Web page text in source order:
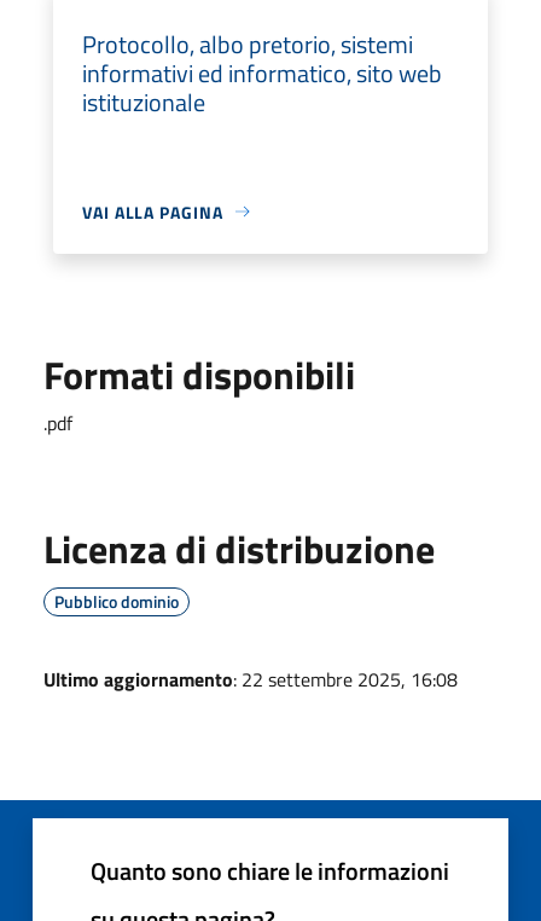
Protocollo, albo pretorio, sistemi
informativi ed informatico, sito web
istituzionale
VAI ALLA PAGINA
Formati disponibili
.pdf
Licenza di distribuzione
Pubblico dominio
Ultimo aggiornamento: 22 settembre 2025, 16:08
Quanto sono chiare le informazioni